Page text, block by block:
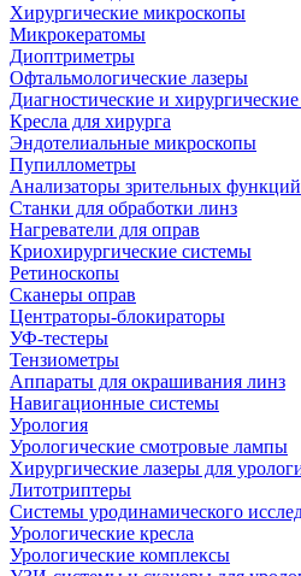
Хирургические микроскопы
Микрокератомы
Диоптриметры
Офтальмологические лазеры
Диагностические и
Кресла для хирурга
Эндотелиальные микроскопы
Пупиллометры
Анализаторы зрительных функций
Станки для обработки линз
Нагреватели для оправ
Криохирургические системы
Ретиноскопы
Сканеры оправ
Центраторы-блокираторы
УФ-тестеры
Тензиометры
Аппараты для окрашивания линз
Навигационные системы
Урология
Урологические смотровые лампы
Хирургические лазеры для
Литотриптеры
Системы уродинамического
Урологические кресла
Урологические комплексы